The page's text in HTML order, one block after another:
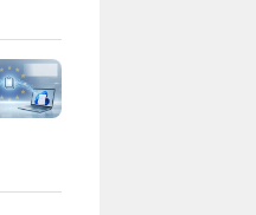
se blíží. Microsoft